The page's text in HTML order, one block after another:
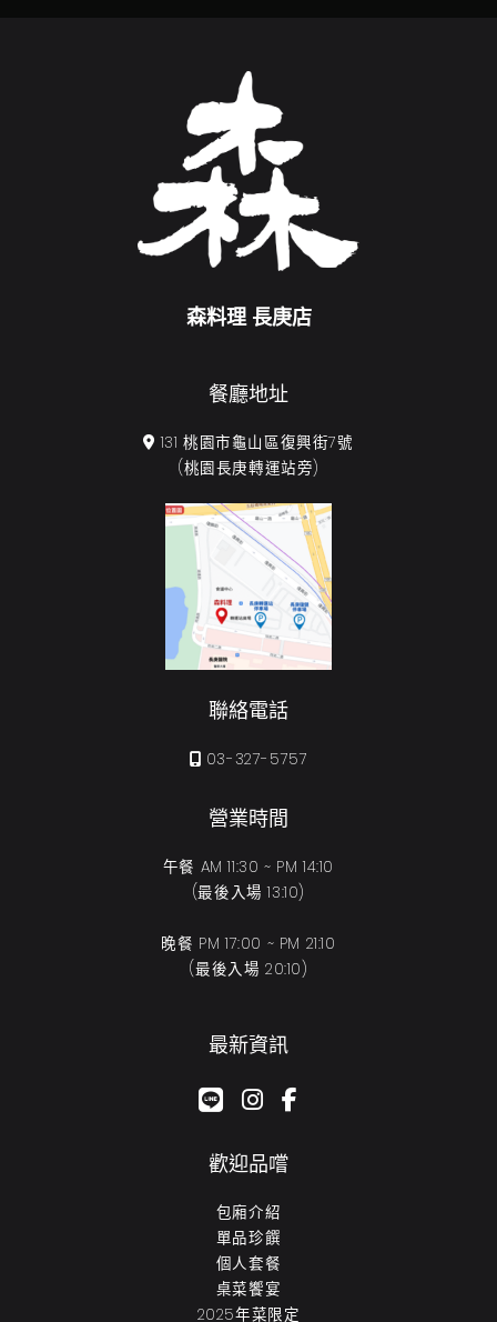
森料理 長庚店
餐廳地址
131 桃園市龜山區復興街7號
(桃園長庚轉運站旁)
聯絡電話
03-327-5757
營業時間
午餐 AM 11:30 ~ PM 14:10
(最後入場 13:10)
晚餐 PM 17:00 ~ PM 21:10
(最後入場 20:10)
最新資訊
google-plus-g
instagram
歡迎品嚐
包廂介紹
單品珍饌
個人套餐
桌菜饗宴
2025年菜限定